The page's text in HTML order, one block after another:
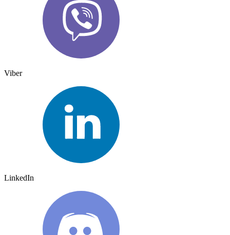
Viber
LinkedIn